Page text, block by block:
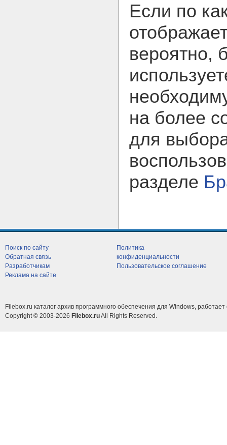
Если по
вероятно,
на более
для
разделе
Поиск по сайту
Обратная связь
Разработчикам
Реклама на сайте
Политика
конфиденциальности
Пользовательское соглашение
Filebox.ru каталог архив программного обеспечения для Windows, работает
Copyright © 2003-2026 Filebox.ruAll Rights Reserved.